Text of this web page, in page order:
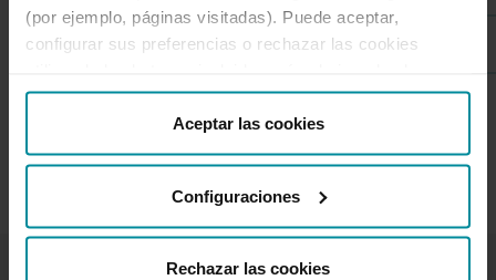
(por ejemplo, páginas visitadas). Puede aceptar,
configurar sus preferencias o rechazar las cookies
“Detalles”. También puede obtener más información, así
como cambiar el consentimiento en cualquier momento
desde nuestraPolítica de Cookies.
Aceptar las cookies
Configuraciones
Rechazar las cookies
Fraudes